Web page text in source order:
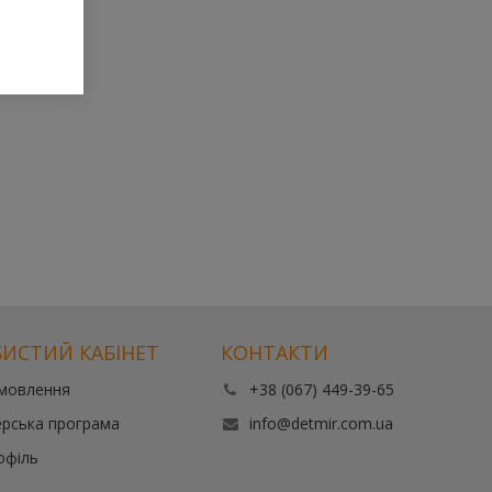
КАБІНЕТ
програма
КОНТАКТИ
+38 (067) 449-39-65
info@detmir.com.ua